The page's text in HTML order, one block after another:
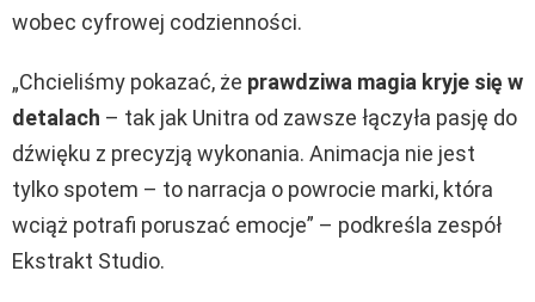
wobec cyfrowej codzienności.
„Chcieliśmy pokazać, że prawdziwa magia kryje się w
detalach – tak jak Unitra od zawsze łączyła pasję do
dźwięku z precyzją wykonania. Animacja nie jest
tylko spotem – to narracja o powrocie marki, która
wciąż potrafi poruszać emocje” – podkreśla zespół
Ekstrakt Studio.